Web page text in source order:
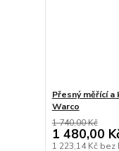
Přesný měřící
Warco
1 740,00 Kč
1 480,00
1 223,14 Kč bez